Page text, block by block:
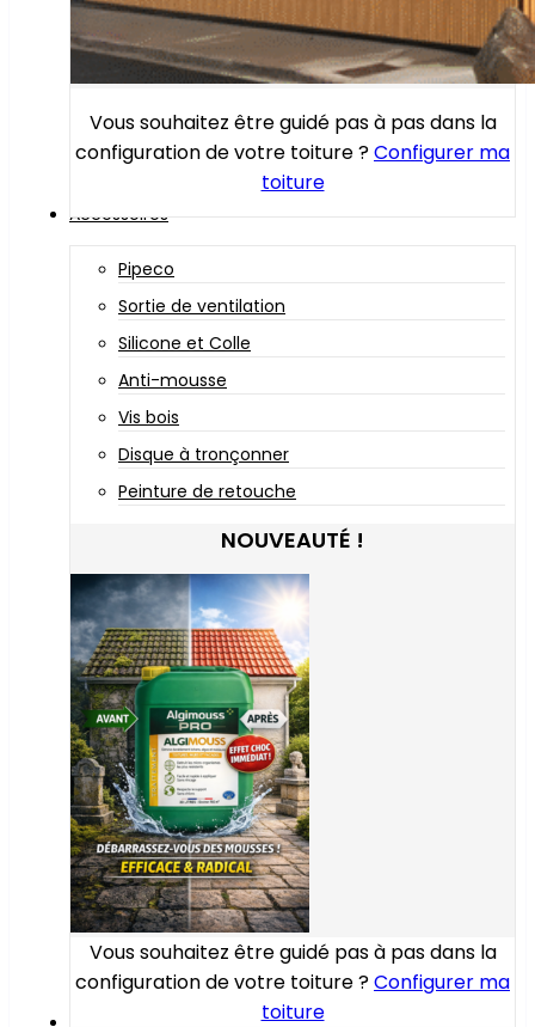
Vous souhaitez être guidé pas à pas dans la
configuration de votre toiture ?Configurer ma
toiture
Accessoires
Pipeco
Sortie de ventilation
Silicone et Colle
Anti-mousse
Vis bois
Disque à tronçonner
Peinture de retouche
NOUVEAUTÉ !
Vous souhaitez être guidé pas à pas dans la
configuration de votre toiture ?Configurer ma
toiture